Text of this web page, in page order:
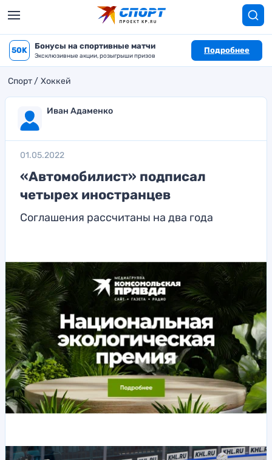
50K Бонусы на спортивные матчи
Эксклюзивные акции, розыгрыши призов
Подробнее
Спорт Хоккей
Иван Адаменко
01.05.2022
«Автомобилист» подписал
четырех иностранцев
Соглашения рассчитаны на два года